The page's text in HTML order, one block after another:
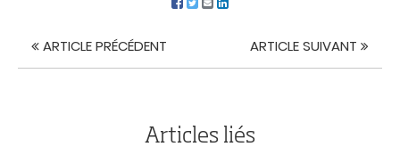
Navigation
ARTICLE PRÉCÉDENT ARTICLE SUIVANT
Articles liés